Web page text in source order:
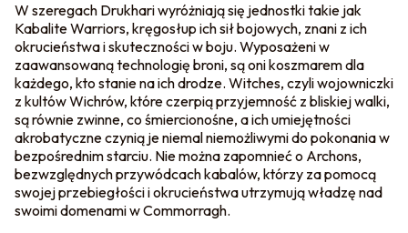
W szeregach Drukhari wyróżniają się jednostki takie jak
Kabalite Warriors, kręgosłup ich sił bojowych, znani z ich
okrucieństwa i skuteczności w boju. Wyposażeni w
zaawansowaną technologię broni, są oni koszmarem dla
każdego, kto stanie na ich drodze. Witches, czyli wojowniczki
z kultów Wichrów, które czerpią przyjemność z bliskiej walki,
są równie zwinne, co śmiercionośne, a ich umiejętności
akrobatyczne czynią je niemal niemożliwymi do pokonania w
bezpośrednim starciu. Nie można zapomnieć o Archons,
bezwzględnych przywódcach kabalów, którzy za pomocą
swojej przebiegłości i okrucieństwa utrzymują władzę nad
swoimi domenami w Commorragh.